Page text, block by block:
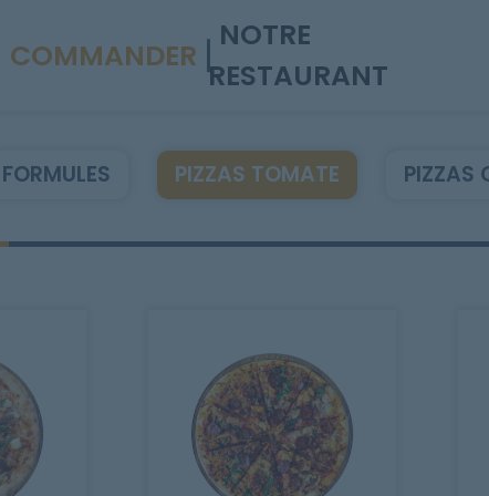
COMMANDER
NOTRE
RESTAURANT
FORMULES PIZZAS TOMATE PIZZAS